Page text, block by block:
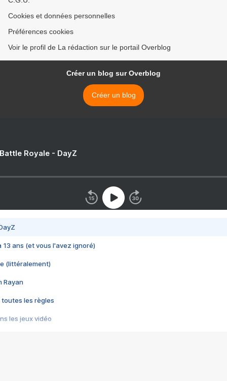
Cookies et données personnelles
Préférences cookies
Voir le profil de La rédaction sur le portail Overblog
Créer un blog sur Overblog
Créer un blog
Royale - DayZ
13 ans (et vous l'avez ignoré)
(littéralement)
Rayan
toutes les règles
les jeux vidéo